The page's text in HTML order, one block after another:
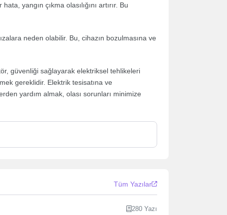
yangın çıkma olasılığını artırır. Bu
neden olabilir. Bu, cihazın bozulmasına ve
güvenliği sağlayarak elektriksel tehlikeleri
gereklidir. Elektrik tesisatına ve
yardım almak, olası sorunları minimize
Tüm Yazılar
280 Yazı